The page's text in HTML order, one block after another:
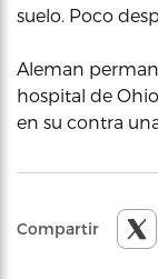
suelo. Poco
Aleman
hospital de
en su contra
Compartir